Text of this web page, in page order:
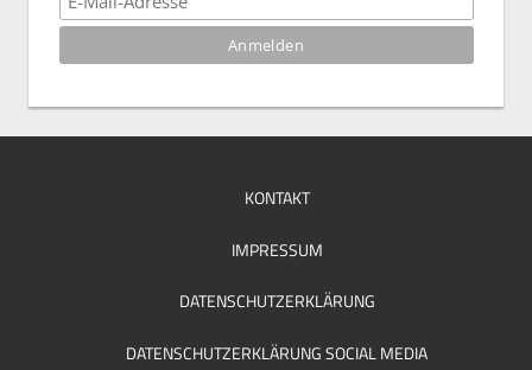
KONTAKT
IMPRESSUM
DATENSCHUTZERKLÄRUNG
DATENSCHUTZERKLÄRUNG SOCIAL MEDIA